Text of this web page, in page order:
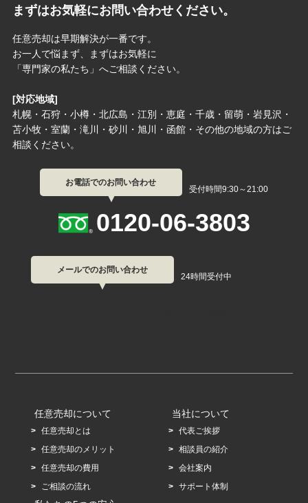
まずはお気軽にお問い合わせください。
任意売却は早期解決が一番です。
お一人で悩まず、まずはお気軽に
「専門家の私たち」へご相談ください。
[対応地域]
札幌・石狩・小樽・北広島・江別・恵庭・千歳・留萌・岩見沢・
苫小牧・室蘭・滝川・砂川・旭川・函館・その他の地域の方はご
相談ください。
お電話でのお問い合わせ
受付時間9:30～21:00
0120-06-3803
メールでのお問い合わせ
24時間受付中
任意売却について
任意売却とは
任意売却のメリット
任意売却の費用
ご相談の流れ
当社について
代表ご挨拶
相談員の紹介
会社案内
サポート体制